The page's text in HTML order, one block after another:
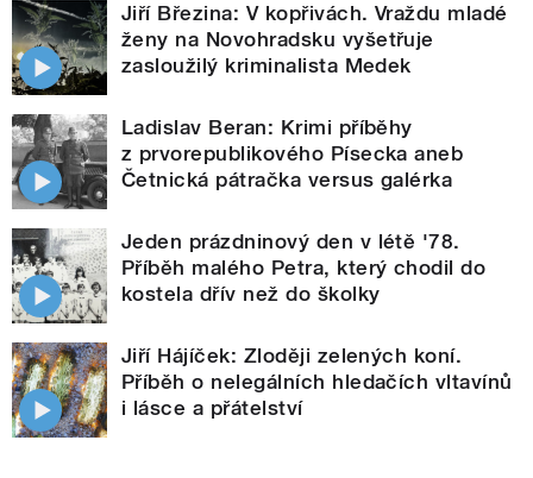
Jiří Březina: V kopřivách. Vraždu mladé
ženy na Novohradsku vyšetřuje
zasloužilý kriminalista Medek
Ladislav Beran: Krimi příběhy
z prvorepublikového Písecka aneb
Četnická pátračka versus galérka
Jeden prázdninový den v létě '78.
Příběh malého Petra, který chodil do
kostela dřív než do školky
Jiří Hájíček: Zloději zelených koní.
Příběh o nelegálních hledačích vltavínů
i lásce a přátelství